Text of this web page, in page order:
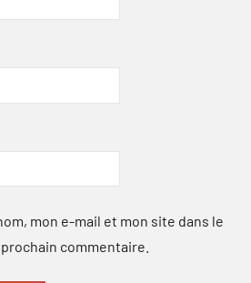
mon e-mail et mon site dans le
commentaire.